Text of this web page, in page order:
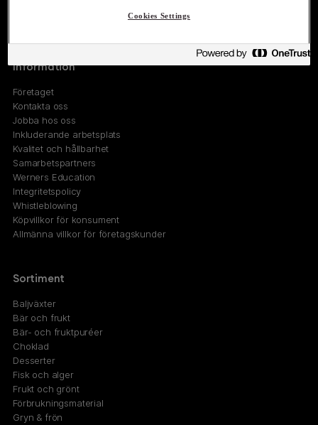
Information
Företaget
Kontakta oss
Jobba hos oss
Inkluderande arbetsplats
Kvalitet och hållbarhet
Samarbetspartners
Werners Education
Integritetspolicy
Whistleblowing
Köpvillkor för konsument
Allmänna villkor för företagskunder
Sortiment
Baljväxter
Bär och frukt
Bär- och fruktpuréer
Choklad
Desserter
Fisk och alger
Frukt och grönt
Förbrukningsmaterial
Gryn & frön
Cookies Settings